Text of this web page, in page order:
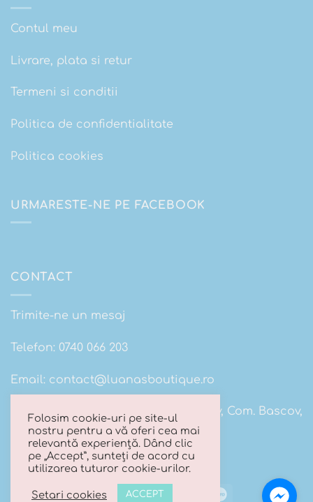
Contul meu
Livrare, plata si retur
Termeni si conditii
Politica de confidentialitate
Politica cookies
URMARESTE-NE PE FACEBOOK
CONTACT
Trimite-ne un mesaj
Telefon: 0740 066 203
Email: contact@luanasboutique.ro
Adresa: Str. Scolii nr 16B, Sat. Bascov, Com. Bascov,
Jud Arges
Visa MasterCard Maestro
Folosim cookie-uri pe site-ul
nostru pentru a vă oferi cea mai
relevantă experiență. Dând clic
pe „Accept”, sunteți de acord cu
utilizarea tuturor cookie-urilor.
Setari cookies ACCEPT